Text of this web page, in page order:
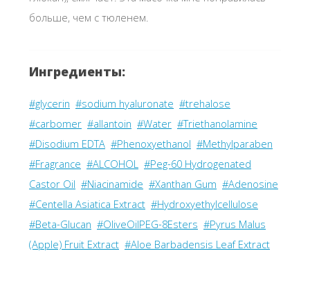
больше, чем с тюленем.
Ингредиенты:
#glycerin #sodium hyaluronate #trehalose
#carbomer #allantoin #Water #Triethanolamine
#Disodium EDTA #Phenoxyethanol #Methylparaben
#Fragrance #ALCOHOL #Peg-60 Hydrogenated
Castor Oil #Niacinamide #Xanthan Gum #Adenosine
#Centella Asiatica Extract #Hydroxyethylcellulose
#Beta-Glucan #OliveOilPEG-8Esters #Pyrus Malus
(Apple) Fruit Extract #Aloe Barbadensis Leaf Extract